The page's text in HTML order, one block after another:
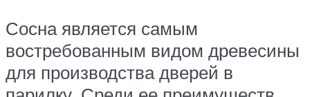
Сосна является самым
востребованным видом древесины
для производства дверей в